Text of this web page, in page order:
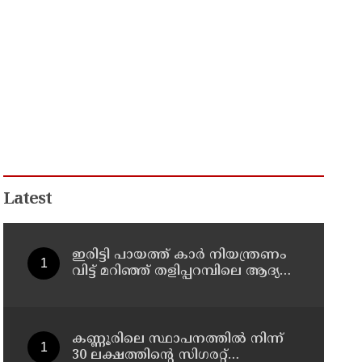
Latest
ഇരിട്ടി പായത്ത് കാർ നിയന്ത്രണം
വിട്ട് മറിഞ്ഞ് തളിപ്പറമ്പിലെ ആദ്യ
കണ്ണൂരിലെ സ്ഥാപനത്തിൽ നിന്ന്
30 ലക്ഷത്തിന്റെ സിഗരറ്റ്